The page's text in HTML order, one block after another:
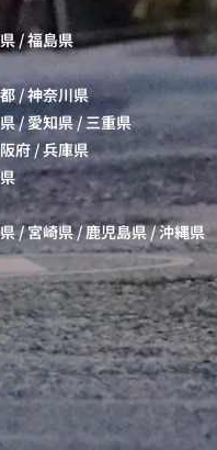
/福島県
/神奈川県
/愛知県/三重県
府 /兵庫県
/宮崎県/鹿児島県/沖縄県